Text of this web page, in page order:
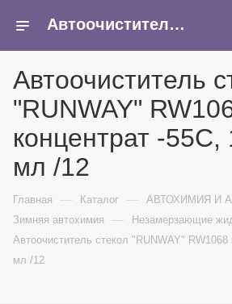
Автоочиститель стекол "RUNWAY" RW1068 концентрат -55С, 1000 мл /12 - купить в интернет-магазине Армина
Автоочиститель
"RUNWAY"
концентрат -55С,
мл /12
Главная — Каталог — АВТОХИМИЯ И
Зимняя автохимия — Незамерзающие
Автоочиститель стекол "RUNWAY"
мл /12